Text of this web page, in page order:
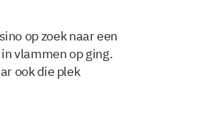
op zoek naar een
vlammen op ging.
ook die plek